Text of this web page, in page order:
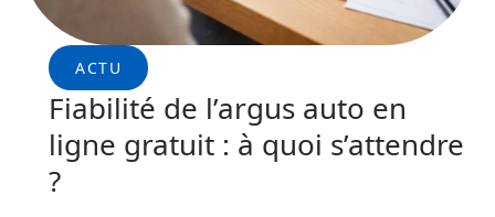
ACTU
Fiabilité de l’argus auto en
ligne gratuit : à quoi s’attendre
?